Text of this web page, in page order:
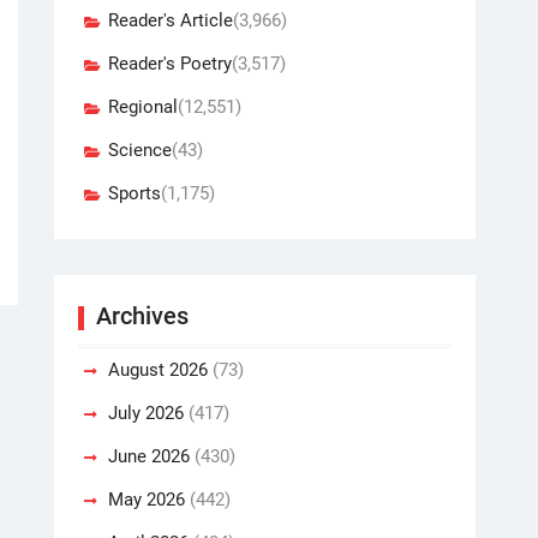
Reader's Article(3,966)
Reader's Poetry(3,517)
Regional (12,551)
Science(43)
Sports(1,175)
Archives
August 2026 (73)
July 2026 (417)
June 2026 (430)
May 2026 (442)